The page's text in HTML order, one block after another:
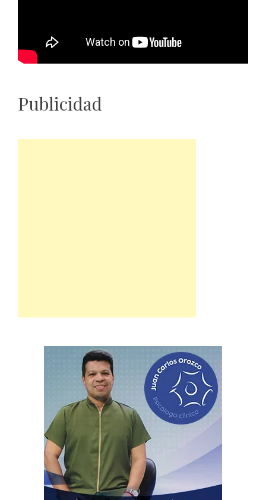
Publicidad